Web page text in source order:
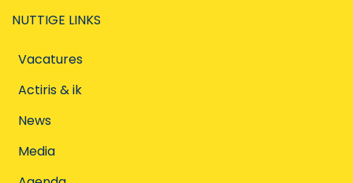
NUTTIGE LINKS
Vacatures
Actiris & ik
News
Media